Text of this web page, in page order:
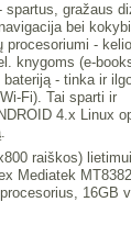
spartus, gražaus
bei
procesoriumi -
knygoms (e-
- tinka ir
Fi). Tai sparti ir
4.x Linux
raiškos)
Mediatek